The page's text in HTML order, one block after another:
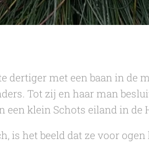
dertiger met een baan in de
Tot zij en haar man
een klein Schots eiland in de
is het beeld dat ze voor